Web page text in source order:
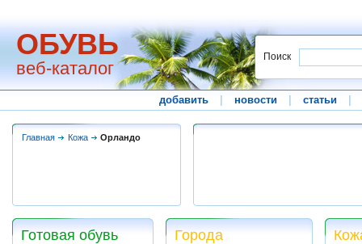
ОБУВЬ
веб-каталог
Поиск
добавить новости статьи
Главная Кожа Орландо
Готовая обувь
Города